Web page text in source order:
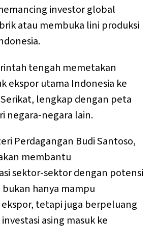
investor global
atau membuka lini produksi
tengah memetakan
ekspor utama Indonesia ke
Serikat, lengkap dengan peta
negara-negara lain.
Perdagangan Budi Santoso,
membantu
sektor-sektor dengan potensi
hanya mampu
tetapi juga berpeluang
asing masuk ke